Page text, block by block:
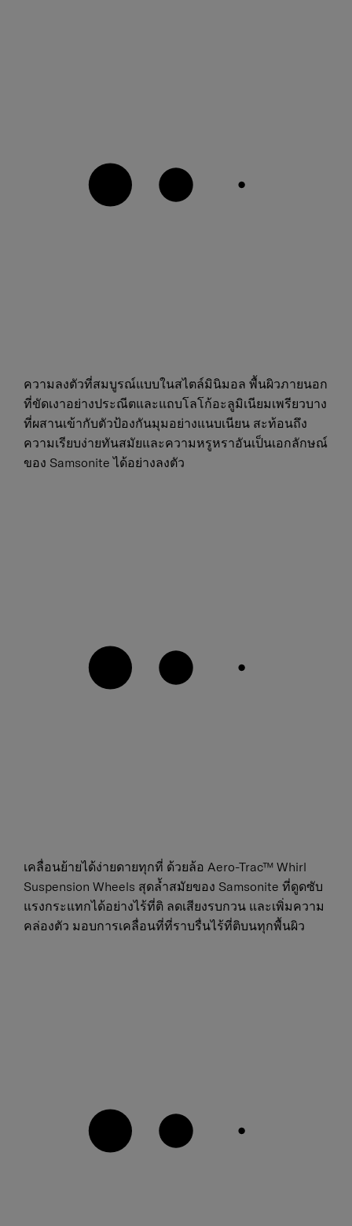
ความลงตัวที่สมบูรณ์แบบในสไตล์มินิมอล พื้นผิวภายนอก
ที่ขัดเงาอย่างประณีตและแถบโลโก้อะลูมิเนียมเพรียวบาง
ที่ผสานเข้ากับตัวป้องกันมุมอย่างแนบเนียน สะท้อนถึง
ความเรียบง่ายทันสมัยและความหรูหราอันเป็นเอกลักษณ์
ของ Samsonite ได้อย่างลงตัว
เคลื่อนย้ายได้ง่ายดายทุกที่ ด้วยล้อ Aero-Trac™ Whirl
Suspension Wheels สุดล้ำสมัยของ Samsonite ที่ดูดซับ
แรงกระแทกได้อย่างไร้ที่ติ ลดเสียงรบกวน และเพิ่มความ
คล่องตัว มอบการเคลื่อนที่ที่ราบรื่นไร้ที่ติบนทุกพื้นผิว